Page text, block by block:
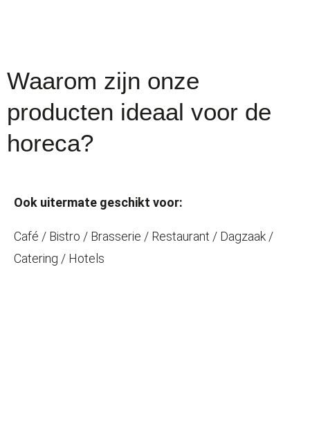
Waarom zijn onze
producten ideaal voor de
horeca?
Ook uitermate geschikt voor:
Café / Bistro / Brasserie / Restaurant / Dagzaak /
Catering / Hotels